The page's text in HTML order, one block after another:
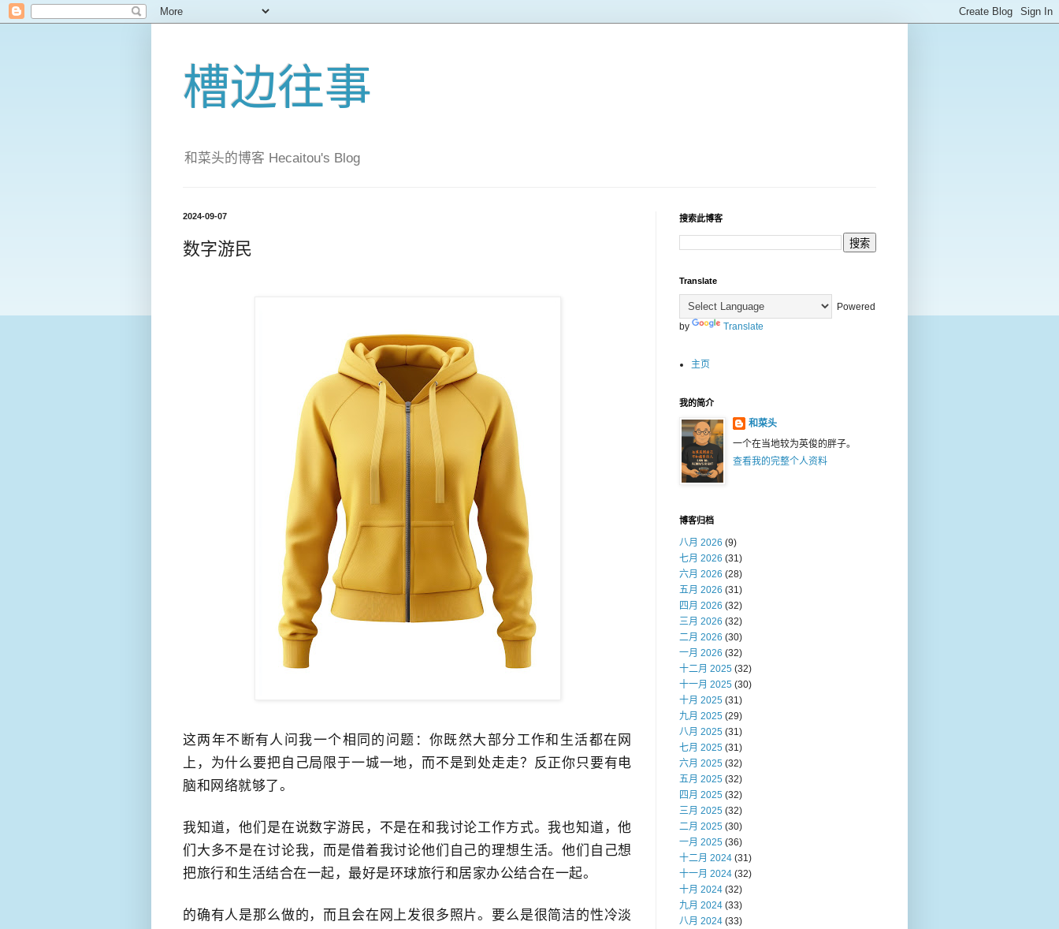
槽边往事
和菜头的博客 Hecaitou's Blog
2024-09-07
数字游民
这两年不断有人问我一个相同的问题：你既然大部分工作和生活都在网
上，为什么要把自己局限于一城一地，而不是到处走走？反正你只要有电
脑和网络就够了。
我知道，他们是在说数字游民，不是在和我讨论工作方式。我也知道，他
们大多不是在讨论我，而是借着我讨论他们自己的理想生活。他们自己想
把旅行和生活结合在一起，最好是环球旅行和居家办公结合在一起。
的确有人是那么做的，而且会在网上发很多照片。要么是很简洁的性冷淡
搜索此博客
Translate
Powered
by
Translate
主页
我的简介
和菜头
一个在当地较为英俊的胖子。
查看我的完整个人资料
博客归档
八月 2026 (9)
七月 2026 (31)
六月 2026 (28)
五月 2026 (31)
四月 2026 (32)
三月 2026 (32)
二月 2026 (30)
一月 2026 (32)
十二月 2025 (32)
十一月 2025 (30)
十月 2025 (31)
九月 2025 (29)
八月 2025 (31)
七月 2025 (31)
六月 2025 (32)
五月 2025 (32)
四月 2025 (32)
三月 2025 (32)
二月 2025 (30)
一月 2025 (36)
十二月 2024 (31)
十一月 2024 (32)
十月 2024 (32)
九月 2024 (33)
八月 2024 (33)